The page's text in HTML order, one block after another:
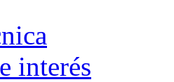
interés